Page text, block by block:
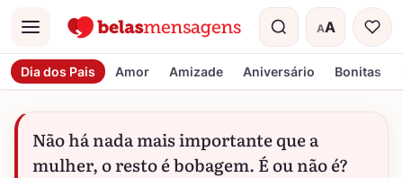
Menu AA
Tamanho do
Dia dos Pais Amor Amizade Aniversário Bonitas
Não há nada mais importante que a
mulher, o resto é bobagem. É ou não é?